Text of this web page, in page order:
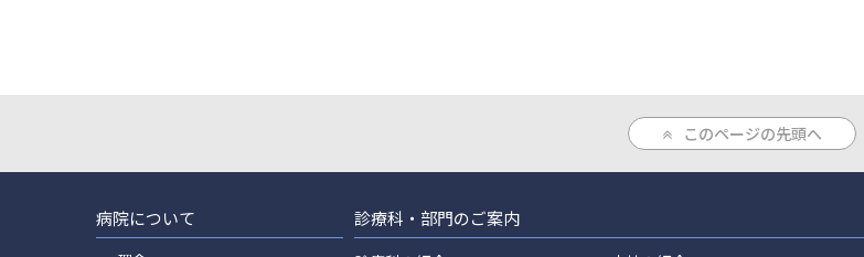
このページの先頭へ
病院について 診療科・部門のご案内